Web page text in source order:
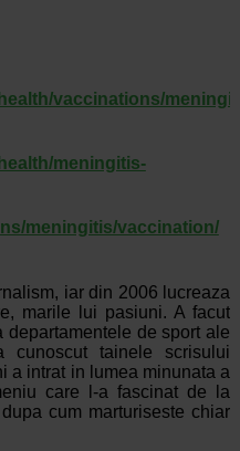
vaccinations/
meningitis-
meningitis/vaccination/
iar din 2006 lucreaza
marile lui pasiuni. A facut
de sport ale
cunoscut tainele scrisului
a intrat in lumea minunata a
care l-a fascinat de la
cum marturiseste chiar